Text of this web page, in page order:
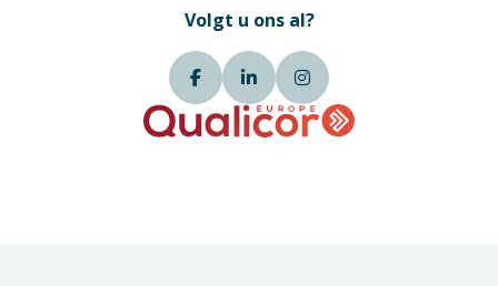
Volgt u ons al?